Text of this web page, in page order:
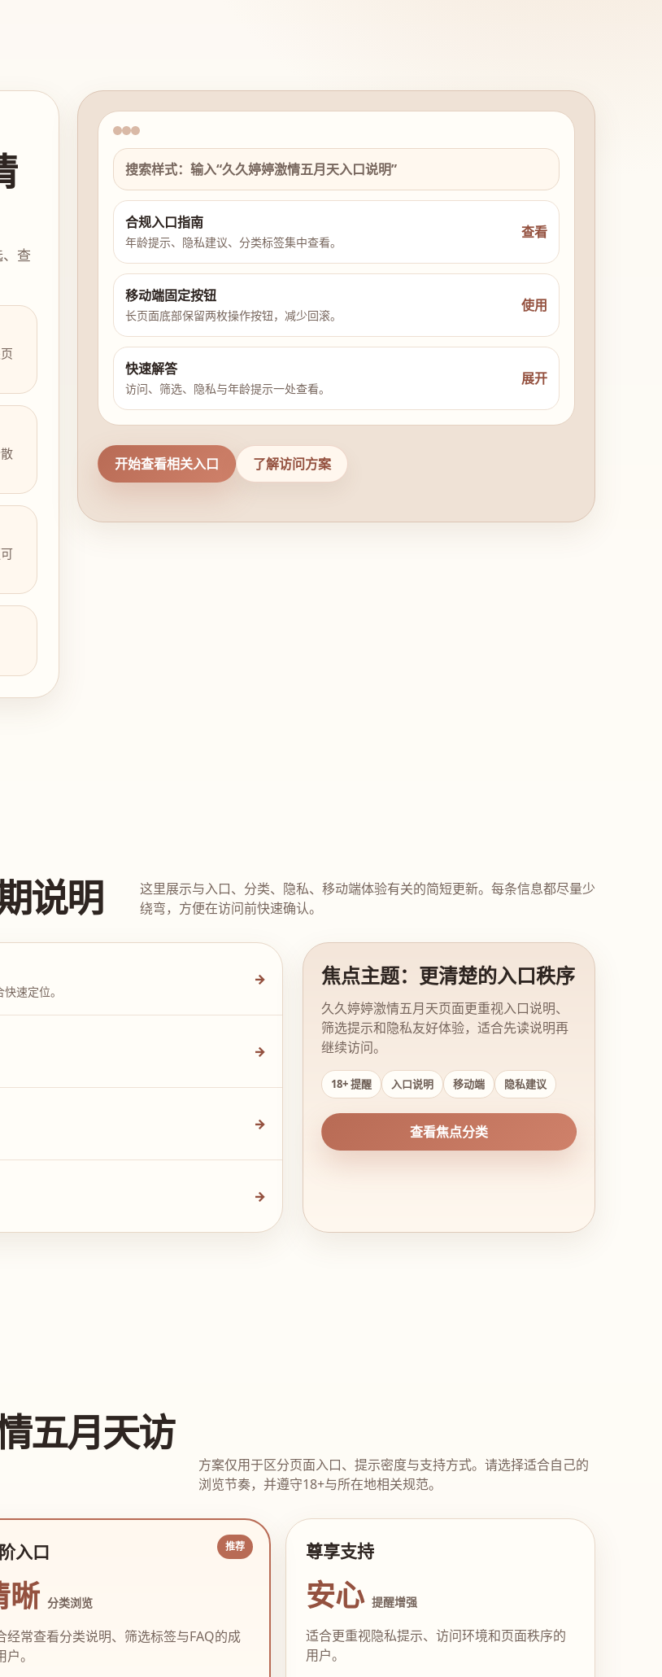
查
搜索样式：输入“久久婷婷激情五月天入口说明”
合规入口指南
年龄提示、隐私建议、分类标签集中查看。
查看
移动端固定按钮
长页面底部保留两枚操作按钮，减少回滚。
使用
快速解答
访问、筛选、隐私与年龄提示一处查看。
展开
开始查看相关入口 了解访问方案
说明
这里展示与入口、分类、隐私、移动端体验有关的简短更新。每条信息都尽量少
绕弯，方便在访问前快速确认。
速定位。
→
→
→
→
焦点主题：更清楚的入口秩序
久久婷婷激情五月天页面更重视入口说明、
筛选提示和隐私友好体验，适合先读说明再
继续访问。
18+ 提醒 入口说明 移动端 隐私建议
查看焦点分类
五月天访
方案仅用于区分页面入口、提示密度与支持方式。请选择适合自己的
浏览节奏，并遵守18+与所在地相关规范。
入口
晰分类浏览
经常查看分类说明、筛选标签与FAQ的成
户。
尊享支持
安心 提醒增强
适合更重视隐私提示、访问环境和页面秩序的
用户。